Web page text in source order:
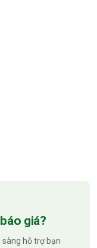
giá?
sàng hỗ trợ bạn